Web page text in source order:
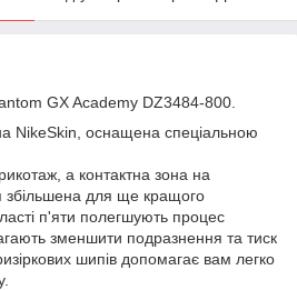
GX Academy DZ3484-800.
NikeSkin, оснащена спеціальною
а контактна зона на
збільшена для ще кращого
п'яти полегшують процес
зменшити подразнення та тиск
шипів допомагає вам легко